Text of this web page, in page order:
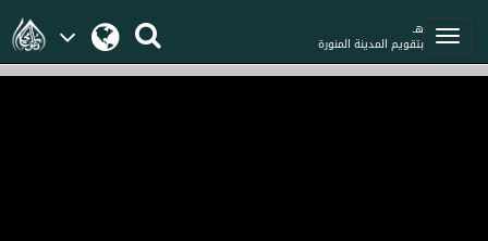
هـ
بتقويم المدينة المنورة